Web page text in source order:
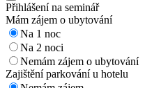
Přihlášení na seminář
Mám zájem o ubytování
Na 1 noc
Na 2 noci
Nemám zájem o ubytování
Zajištění parkování u hotelu